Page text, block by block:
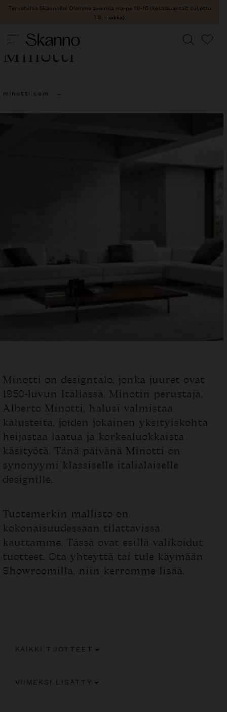
Tervetuloa Skannolle! Olemme avoinna ma-pe 10-18 (kesälauantait suljettu
1.8. saakka).
Type 2 or more characters for results.
Minotti
minotti.com
Minotti on designtalo, jonka juuret ovat
1950-luvun Italiassa. Minotin perustaja,
Alberto Minotti, halusi valmistaa
kalusteita, joiden jokainen yksityiskohta
heijastaa laatua ja korkealuokkaista
käsityötä. Tänä päivänä Minotti on
synonyymi klassiselle italialaiselle
designille.
Tuotemerkin mallisto on
kokonaisuudessaan tilattavissa
kauttamme. Tässä ovat esillä valikoidut
tuotteet. Ota yhteyttä tai tule käymään
Showroomilla, niin kerromme lisää.
KAIKKI TUOTTEET
VIIMEKSI LISÄTTY